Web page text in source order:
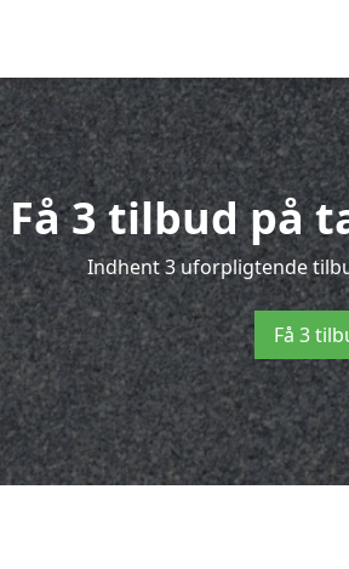
Få 3 tilbud på
Indhent 3 uforpligtende
Få 3